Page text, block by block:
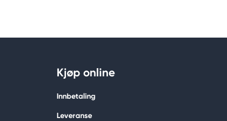
Kjøp online
Innbetaling
Leveranse